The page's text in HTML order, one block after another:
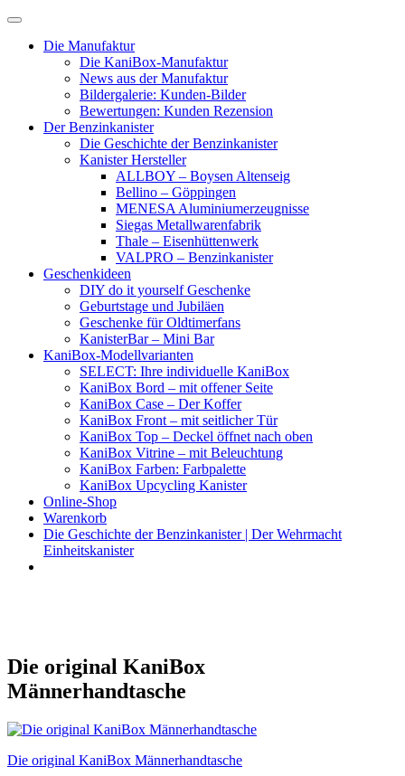
Skip
contentDie Manufaktur
Die KaniBox-Manufaktur
News aus der Manufaktur
Bildergalerie: Kunden-Bilder
Bewertungen: Kunden Rezension
Der Benzinkanister
Die Geschichte der Benzinkanister
Kanister Hersteller
ALLBOY – Boysen Altenseig
Bellino – Göppingen
MENESA Aluminiumerzeugnisse
Siegas Metallwarenfabrik
Thale – Eisenhüttenwerk
VALPRO – Benzinkanister
Geschenkideen
DIY do it yourself Geschenke
Geburtstage und Jubiläen
Geschenke für Oldtimerfans
KanisterBar – Mini Bar
KaniBox-Modellvarianten
SELECT: Ihre individuelle KaniBox
KaniBox Bord – mit offener Seite
KaniBox Case – Der Koffer
KaniBox Front – mit seitlicher Tür
KaniBox Top – Deckel öffnet nach oben
KaniBox Vitrine – mit Beleuchtung
KaniBox Farben: Farbpalette
KaniBox Upcycling Kanister
Online-Shop
Warenkorb
Die Geschichte der Benzinkanister | Der Wehrmacht
Einheitskanister
Die original KaniBox
Männerhandtasche
Beitragsnavigation
Die original KaniBox Männerhandtasche